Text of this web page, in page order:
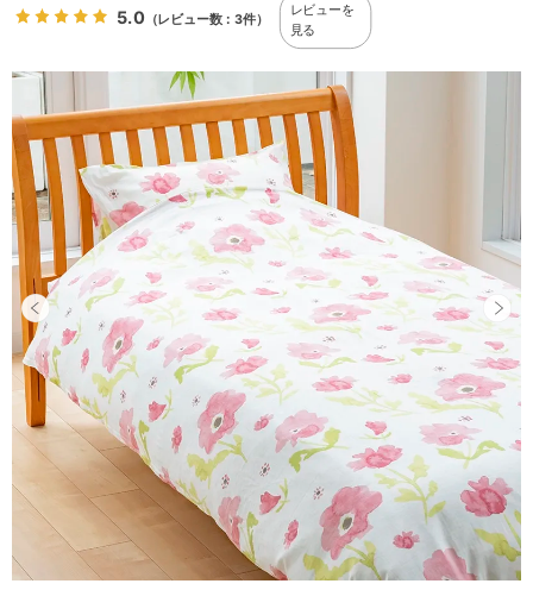
5.0（レビュー数：3件）
レビューを
見る